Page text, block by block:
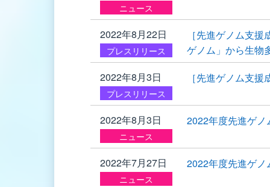
ニュース
2022年8月22日
プレスリリース
［先進ゲノム支
ゲノム」から生
2022年8月3日
プレスリリース
［先進ゲノム支
2022年8月3日
ニュース
2022年度先進ゲ
2022年7月27日
ニュース
2022年度先進ゲ